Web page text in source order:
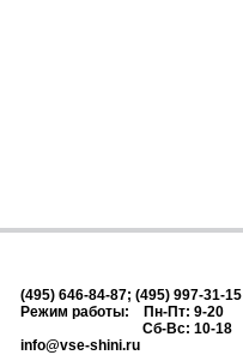
(495) 646-84-87; (495) 997-31-15
Режим работы: Пн-Пт: 9-20
Сб-Вс: 10-18
info@vse-shini.ru